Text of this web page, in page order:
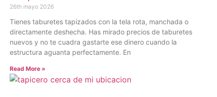
26th mayo 2026
Tienes taburetes tapizados con la tela rota, manchada o
directamente deshecha. Has mirado precios de taburetes
nuevos y no te cuadra gastarte ese dinero cuando la
estructura aguanta perfectamente. En
Read More »